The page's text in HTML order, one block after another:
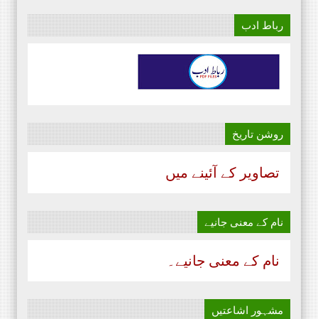
رباط ادب
روشن تاریخ
تصاویر کے آئینے میں
نام‌ کے معنی جانیے
نام‌ کے معنی جانیے۔
مشہور اشاعتیں